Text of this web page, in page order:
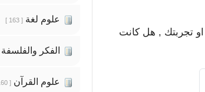
تجربتك , هل كانت
علوم لغة [ 163 ]
الفكر والفلسفة
علوم القرآن [ 160 ]